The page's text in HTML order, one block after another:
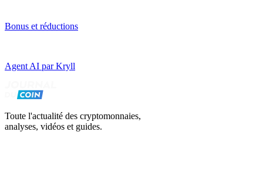
Bonus et réductions
Agent AI par Kryll
Toute l'actualité des cryptomonnaies,
analyses, vidéos et guides.